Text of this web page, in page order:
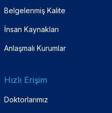
Belgelenmiş Kalite
İnsan Kaynakları
Anlaşmalı Kurumlar
Hızlı Erişim
Doktorlarımız